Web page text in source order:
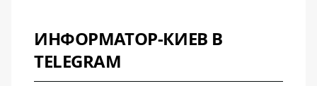
ИНФОРМАТОР-КИЕВ В
TELEGRAM